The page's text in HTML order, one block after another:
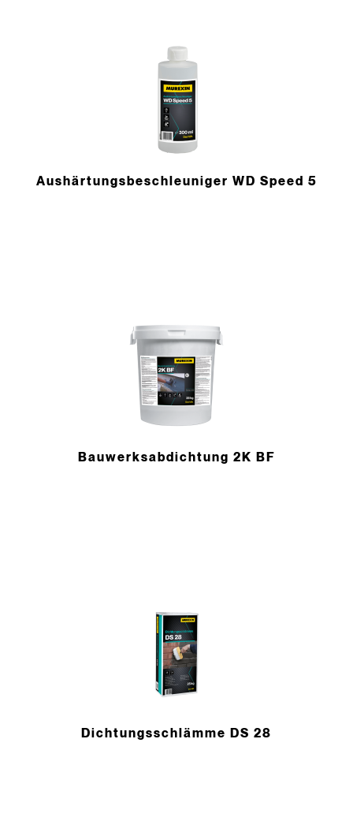
Aushärtungs­beschleuniger WD Speed 5
Bauwerks­abdichtung 2K BF
Dichtungsschlämme DS 28